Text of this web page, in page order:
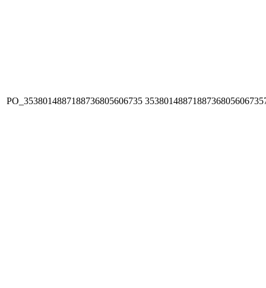
PO_3538014887188736805606735